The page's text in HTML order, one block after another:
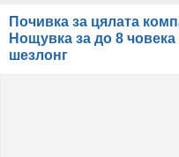
Почивка за цялата
Нощувка за до 8
шезлонг